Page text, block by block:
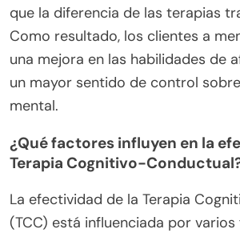
que la diferencia de las terapias
Como resultado, los clientes a
una mejora en las habilidades de
un mayor sentido de control
mental.
¿Qué factores influyen en la
Terapia Cognitivo-
La efectividad de la Terapia
(TCC) está influenciada por